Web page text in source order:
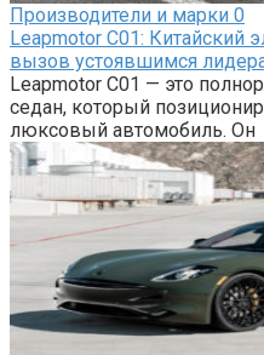
Производители и марки 0
Leapmotor C01: Китайский
вызов устоявшимся
Leapmotor C01 — это
седан, который
люксовый автомобиль. Он